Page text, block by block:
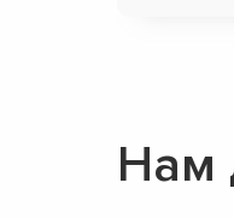
Нам